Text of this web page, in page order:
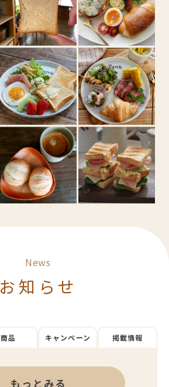
News
お知らせ
商品 キャンペーン 掲載情報
もっとみる